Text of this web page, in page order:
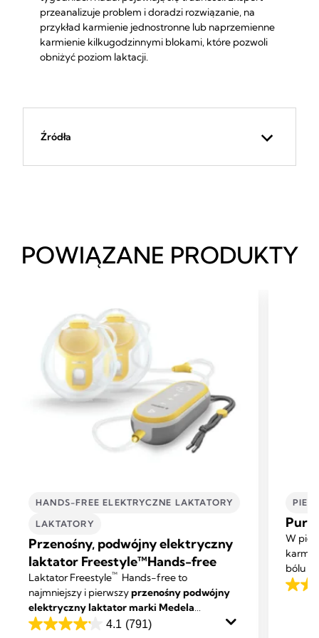
przeanalizuje problem i doradzi rozwiązanie, na
przykład karmienie jednostronne lub naprzemienne
karmienie kilkugodzinnymi blokami, które pozwoli
obniżyć poziom laktacji.
Źródła
POWIĄZANE PRODUKTY
HANDS-FREE ELEKTRYCZNE LAKTATORY
LAKTATORY
Przenośny, podwójny elektryczny
laktator Freestyle™Hands-free
Laktator Freestyle™ Hands-free to
najmniejszy i pierwszyprzenośny podwójny
elektryczny laktator marki Medela
zaprojektowany tak, że podczas odciągania
4.1 (791)
4.1
W
bólu
4.6